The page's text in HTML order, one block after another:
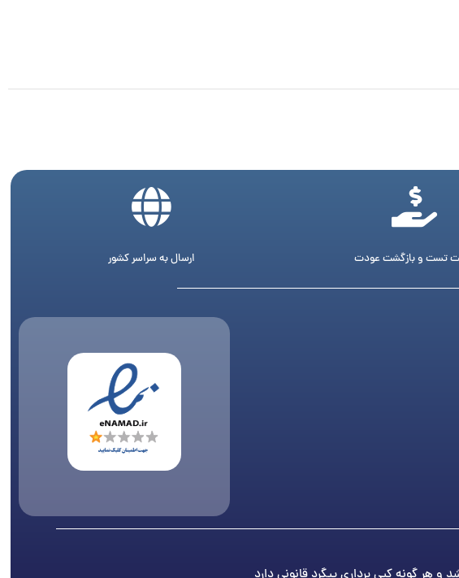
تست و بازگشت عودت ارسال به سراسر کشور